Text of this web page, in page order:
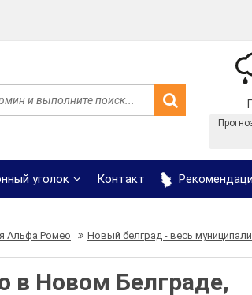
уголок Контакт
Альфа Ромео Новый белград - весь
в Новом Белграде,